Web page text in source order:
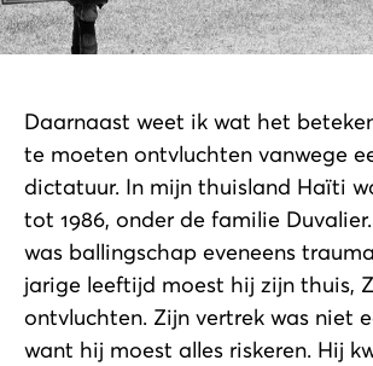
Daarnaast weet ik wat het
te moeten ontvluchten vanwege
dictatuur. In mijn thuisland Haïti
tot 1986, onder de familie
was ballingschap eveneens
jarige leeftijd moest hij zijn thuis,
ontvluchten. Zijn vertrek was niet
want hij moest alles riskeren. Hij